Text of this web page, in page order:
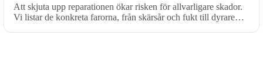
Att skjuta upp reparationen ökar risken för allvarligare skador.
Vi listar de konkreta farorna, från skärsår och fukt till dyrare…